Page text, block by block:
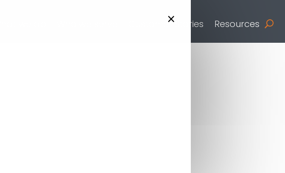
Customer Stories Resources
×